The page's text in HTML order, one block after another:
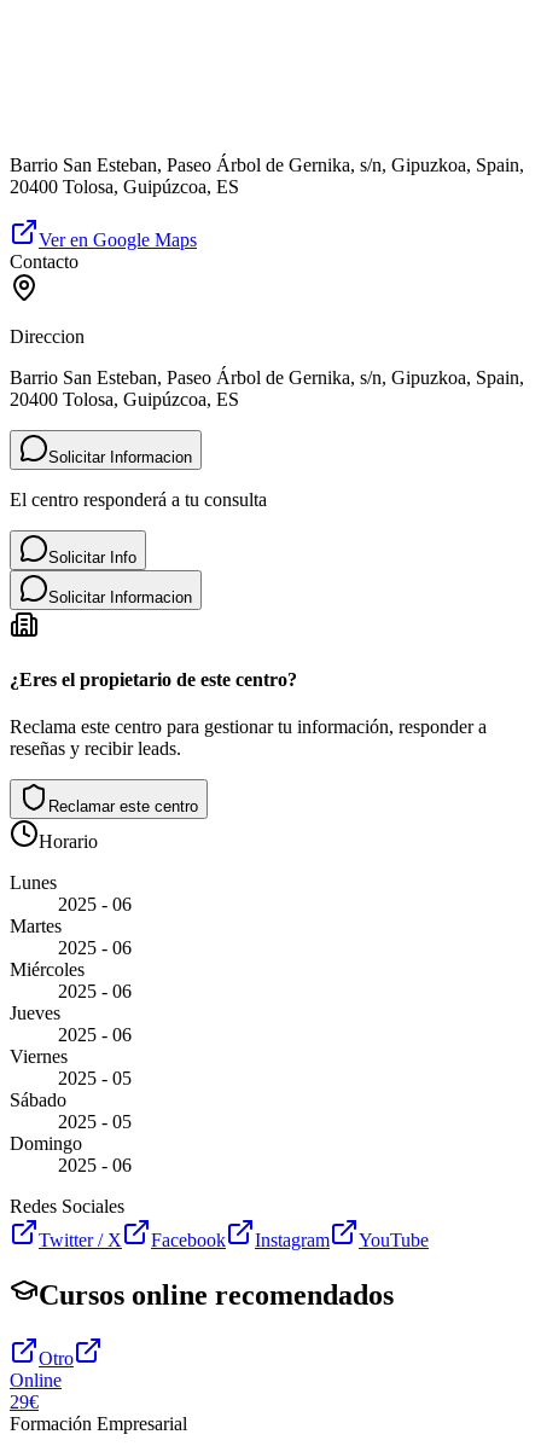
Barrio San Esteban, Paseo Árbol de Gernika, s/n, Gipuzkoa, Spain,
20400 Tolosa, Guipúzcoa, ES
Ver en Google Maps
Contacto
Direccion
Barrio San Esteban, Paseo Árbol de Gernika, s/n, Gipuzkoa, Spain,
20400 Tolosa, Guipúzcoa, ES
Solicitar Informacion
El centro responderá a tu consulta
Solicitar Info
Solicitar Informacion
¿Eres el propietario de este centro?
Reclama este centro para gestionar tu información, responder a
reseñas y recibir leads.
Reclamar este centro
Horario
Lunes
2025 - 06
Martes
2025 - 06
Miércoles
2025 - 06
Jueves
2025 - 06
Viernes
2025 - 05
Sábado
2025 - 05
Domingo
2025 - 06
Redes Sociales
Twitter / X
Facebook Instagram YouTube
Cursos online recomendados
Otro
Online
29€
Formación Empresarial